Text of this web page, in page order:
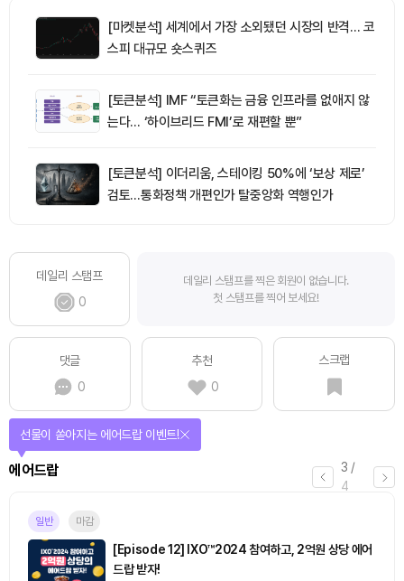
[마켓분석] 세계에서 가장 소외됐던 시장의 반격… 코
스피 대규모 숏스퀴즈
[토큰분석] IMF “토큰화는 금융 인프라를 없애지 않
는다… ‘하이브리드 FMI’로 재편할 뿐”
[토큰분석] 이더리움, 스테이킹 50%에 ‘보상 제로’
검토…통화정책 개편인가 탈중앙화 역행인가
데일리 스탬프
0
데일리 스탬프를 찍은 회원이 없습니다.
첫 스탬프를 찍어 보세요!
댓글
0
추천
0
스크랩
3 /
4
에어드랍
선물이 쏟아지는 에어드랍 이벤트!
일반 마감
[Episode 12] IXO™2024 참여하고, 2억원 상당 에어
드랍 받자!